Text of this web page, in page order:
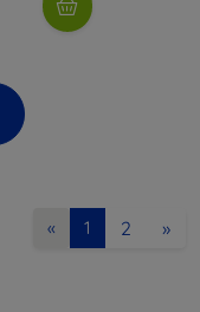
« 1 2 »